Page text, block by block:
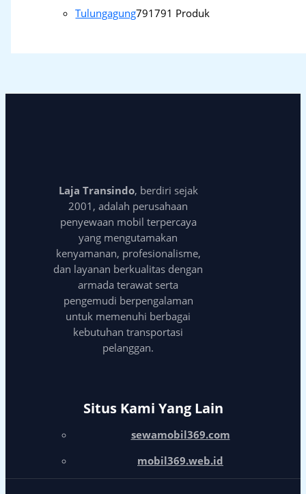
Tulungagung791791 Produk
Laja Transindo, berdiri sejak
2001, adalah perusahaan
penyewaan mobil terpercaya
yang mengutamakan
kenyamanan, profesionalisme,
dan layanan berkualitas dengan
armada terawat serta
pengemudi berpengalaman
untuk memenuhi berbagai
kebutuhan transportasi
pelanggan.
Situs Kami Yang Lain
sewamobil369.com
mobil369.web.id